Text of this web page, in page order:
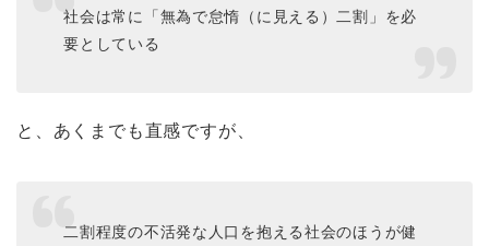
社会は常に「無為で怠惰（に見える）二割」を必
要としている
と、あくまでも直感ですが、
二割程度の不活発な人口を抱える社会のほうが健